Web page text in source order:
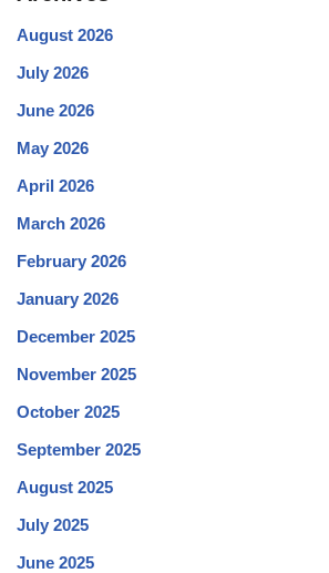
August 2026
July 2026
June 2026
May 2026
April 2026
March 2026
February 2026
January 2026
December 2025
November 2025
October 2025
September 2025
August 2025
July 2025
June 2025